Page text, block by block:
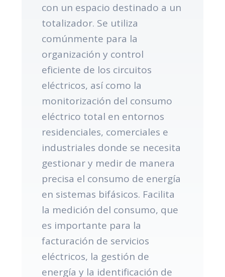
con un espacio destinado a un
totalizador. Se utiliza
comúnmente para la
organización y control
eficiente de los circuitos
eléctricos, así como la
monitorización del consumo
eléctrico total en entornos
residenciales, comerciales e
industriales donde se necesita
gestionar y medir de manera
precisa el consumo de energía
en sistemas bifásicos. Facilita
la medición del consumo, que
es importante para la
facturación de servicios
eléctricos, la gestión de
energía y la identificación de